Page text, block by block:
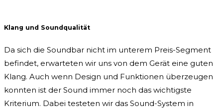
Klang und Soundqualität
Da sich die Soundbar nicht im unterem Preis-Segment
befindet, erwarteten wir uns von dem Gerät eine guten
Klang. Auch wenn Design und Funktionen überzeugen
konnten ist der Sound immer noch das wichtigste
Kriterium. Dabei testeten wir das Sound-System in